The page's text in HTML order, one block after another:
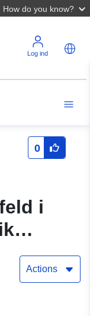
How do you know?
Log ind
0
i
Actions